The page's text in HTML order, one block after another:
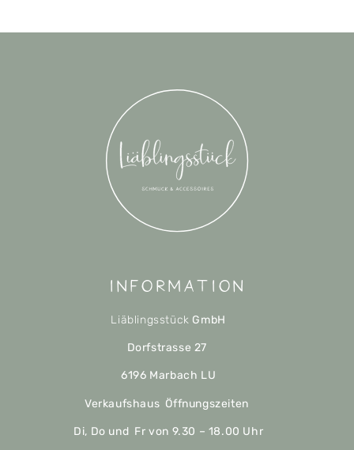
Information
Liäblingsstück GmbH
Dorfstrasse 27
6196 Marbach LU
Verkaufshaus Öffnungszeiten
Di, Do und Fr von 9.30 – 18.00 Uhr